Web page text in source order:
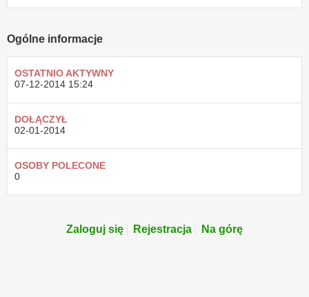
Ogólne informacje
OSTATNIO AKTYWNY
07-12-2014 15:24
DOŁĄCZYŁ
02-01-2014
OSOBY POLECONE
0
Zaloguj się Rejestracja Na górę